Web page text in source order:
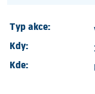
Typ akce:
Kdy:
Kde: